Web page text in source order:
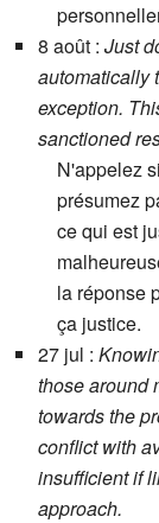
8 août : Just
automatically
exception.
sanctioned
N'appelez
présumez
ce qui est
la réponse
ça justice.
27 jul :
those around
towards the
conflict with
insufficient if
approach.